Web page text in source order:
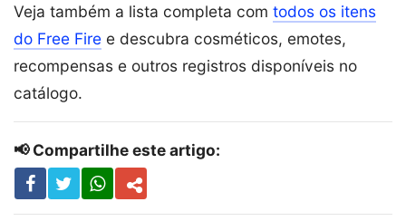
Veja também a lista completa com todos os itens
do Free Fire e descubra cosméticos, emotes,
recompensas e outros registros disponíveis no
catálogo.
📢 Compartilhe este artigo: